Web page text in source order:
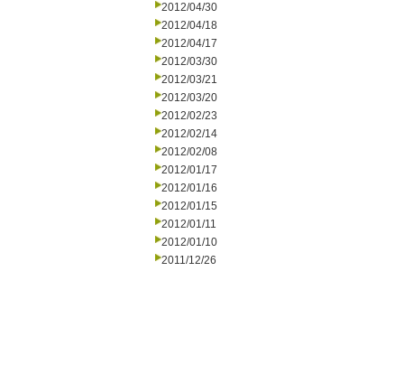
2012/04/30
2012/04/18
2012/04/17
2012/03/30
2012/03/21
2012/03/20
2012/02/23
2012/02/14
2012/02/08
2012/01/17
2012/01/16
2012/01/15
2012/01/11
2012/01/10
2011/12/26